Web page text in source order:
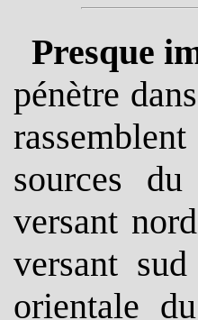
Presque
pénètre
sources
versant
versant
orientale